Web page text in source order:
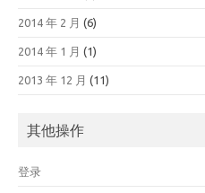
2014 年 2 月 (6)
2014 年 1 月 (1)
2013 年 12 月 (11)
其他操作
登录